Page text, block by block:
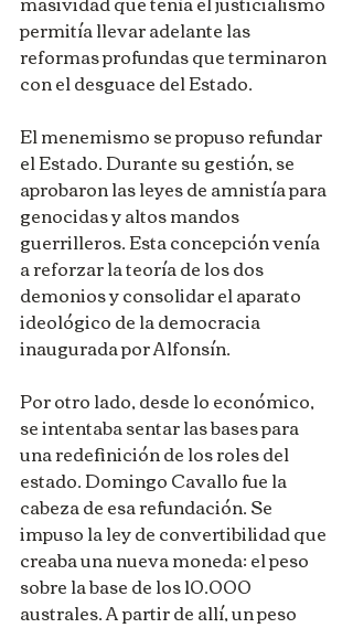
permitía llevar adelante las
reformas profundas que terminaron
con el desguace del Estado.
El menemismo se propuso refundar
el Estado. Durante su gestión, se
aprobaron las leyes de amnistía para
genocidas y altos mandos
guerrilleros. Esta concepción venía
a reforzar la teoría de los dos
demonios y consolidar el aparato
ideológico de la democracia
inaugurada por Alfonsín.
Por otro lado, desde lo económico,
se intentaba sentar las bases para
una redefinición de los roles del
estado. Domingo Cavallo fue la
cabeza de esa refundación. Se
impuso la ley de convertibilidad que
creaba una nueva moneda: el peso
sobre la base de los 10.000
australes. A partir de allí, un peso